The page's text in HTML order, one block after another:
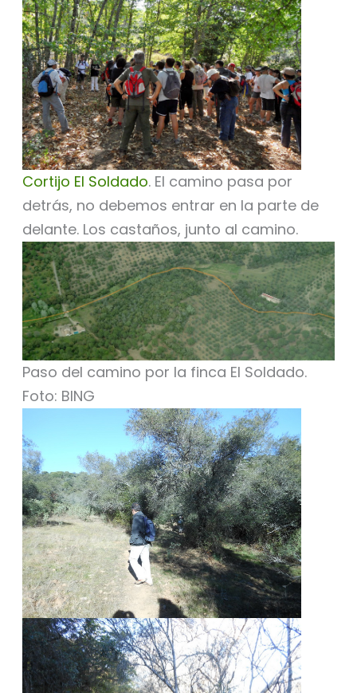
Cortijo El Soldado. El camino pasa por
detrás, no debemos entrar en la parte de
delante. Los castaños, junto al camino.
Paso del camino por la finca El Soldado.
Foto: BING